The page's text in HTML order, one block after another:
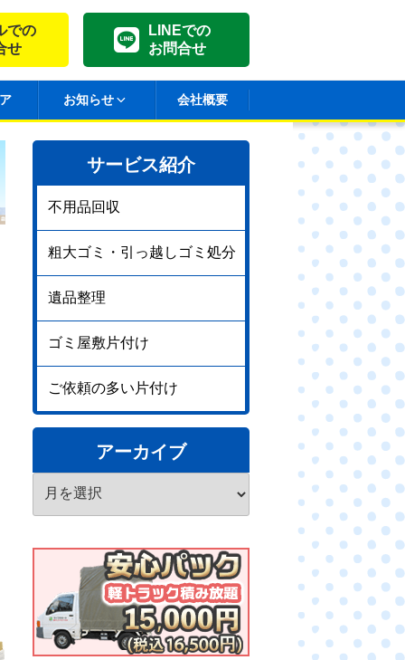
での
せ
LINEでの
お問合せ
お知らせ 会社概要
サービス紹介
不用品回収
粗大ゴミ・引っ越しゴミ処分
遺品整理
ゴミ屋敷片付け
ご依頼の多い片付け
アーカイブ